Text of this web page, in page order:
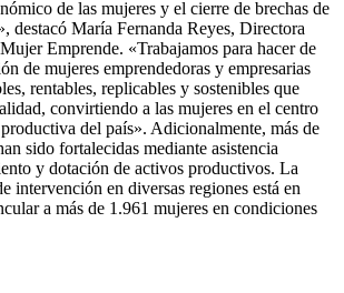
de las mujeres y el cierre de brechas de
destacó María Fernanda Reyes, Directora
Emprende. «Trabajamos para hacer de
de mujeres emprendedoras y empresarias
rentables, replicables y sostenibles que
convirtiendo a las mujeres en el centro
del país». Adicionalmente, más de
sido fortalecidas mediante asistencia
y dotación de activos productivos. La
intervención en diversas regiones está en
a más de 1.961 mujeres en condiciones